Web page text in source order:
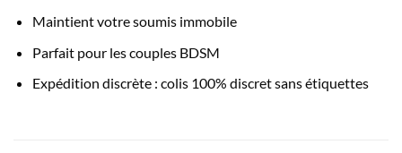
Maintient votre soumis immobile
Parfait pour les couples BDSM
Expédition discrète : colis 100% discret sans étiquettes